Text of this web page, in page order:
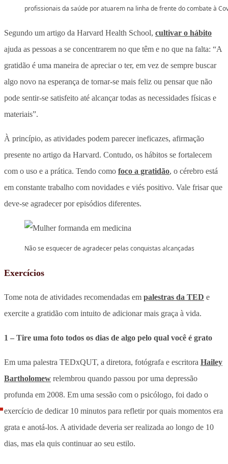
profissionais da saúde por atuarem na linha de frente do combate à
Segundo um artigo da Harvard Health School, cultivar o hábito
ajuda as pessoas a se concentrarem no que têm e no que na falta: “A
gratidão é uma maneira de apreciar o ter, em vez de sempre buscar
algo novo na esperança de tornar-se mais feliz ou pensar que não
pode sentir-se satisfeito até alcançar todas as necessidades físicas e
materiais”.
À princípio, as atividades podem parecer ineficazes, afirmação
presente no artigo da Harvard. Contudo, os hábitos se fortalecem
com o uso e a prática. Tendo como foco a gratidão, o cérebro está
em constante trabalho com novidades e viés positivo. Vale frisar que
deve-se agradecer por episódios diferentes.
Não se esquecer de agradecer pelas conquistas alcançadas
Exercícios
Tome nota de atividades recomendadas em palestras da TED e
exercite a gratidão com intuito de adicionar mais graça à vida.
1 – Tire uma foto todos os dias de algo pelo qual você é grato
Em uma palestra TEDxQUT, a diretora, fotógrafa e escritora Hailey
Bartholomew relembrou quando passou por uma depressão
profunda em 2008. Em uma sessão com o psicólogo, foi dado o
exercício de dedicar 10 minutos para refletir por quais momentos era
grata e anotá-los. A atividade deveria ser realizada ao longo de 10
dias, mas ela quis continuar ao seu estilo.